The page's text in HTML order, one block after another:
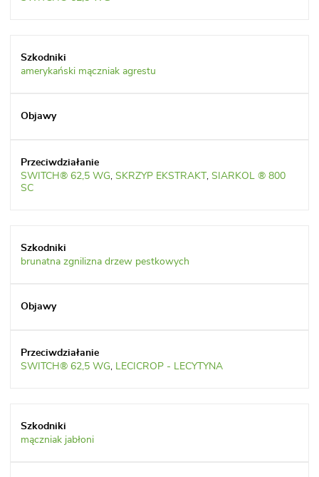
amerykański mączniak agrestu
SWITCH® 62,5 WG, SKRZYP EKSTRAKT , SIARKOL ® 800
SC
brunatna zgnilizna drzew pestkowych
SWITCH® 62,5 WG, LECICROP - LECYTYNA
mączniak jabłoni